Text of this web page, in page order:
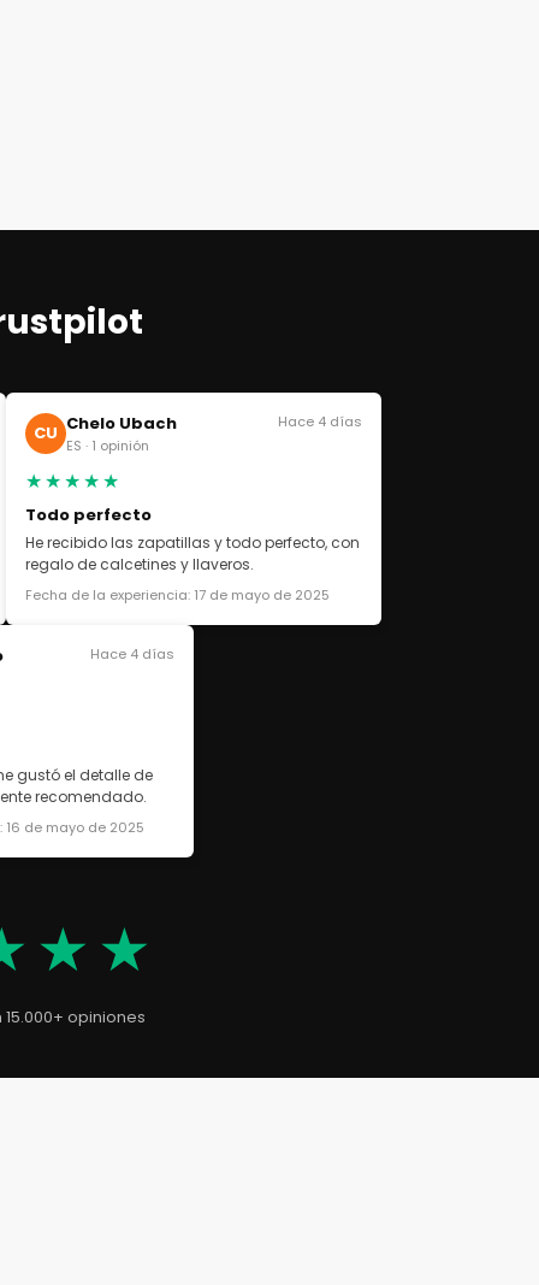
CU Chelo Ubach
ES · 1 opinión
Hace 4 días
★★★★★
Todo perfecto
He recibido las zapatillas y todo perfecto, con
regalo de calcetines y llaveros.
Fecha de la experiencia: 17 de mayo de 2025
Hace 4 días
gustó el detalle de
recomendado.
16 de mayo de 2025
15.000+ opiniones